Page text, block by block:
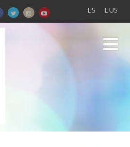
ES EUS